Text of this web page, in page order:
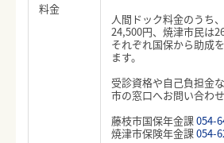
料金
人間ドック料金のうち
24,500円、焼津市民は
それぞれ国保から助成
ます。
受診資格や自己負担金
市の窓口へお問い合わせ
藤枝市国保年金課054-
焼津市保険年金課054-